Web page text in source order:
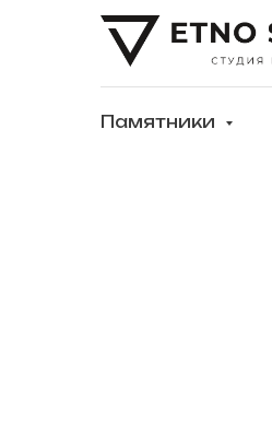
Памятники